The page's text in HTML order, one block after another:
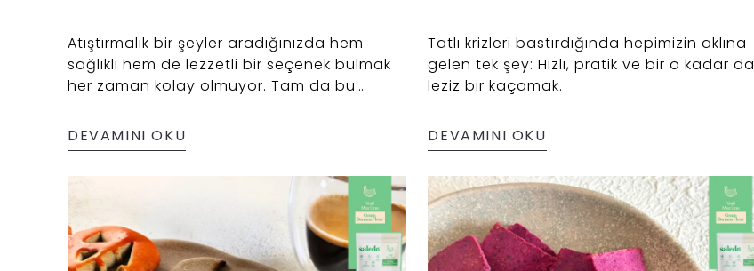
Atıştırmalık bir şeyler aradığınızda hem
sağlıklı hem de lezzetli bir seçenek bulmak
her zaman kolay olmuyor. Tam da bu
doğal yoğunluğunu, Yeşil Muz Unu’nun
glütensiz ve besleyici yapısıyla bir araya
getirdik. Sorgum ununun katkısıyla hafif, kıtır
ve doyurucu bir hamur elde ettik.
DEVAMINI OKU
Tatlı krizleri bastırdığında hepimizin aklına
gelen tek şey: Hızlı, pratik ve bir o kadar da
leziz bir kaçamak.
DEVAMINI OKU